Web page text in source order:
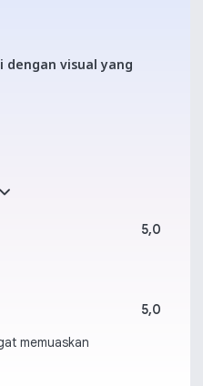
dengan visual yang
5,0
5,0
memuaskan